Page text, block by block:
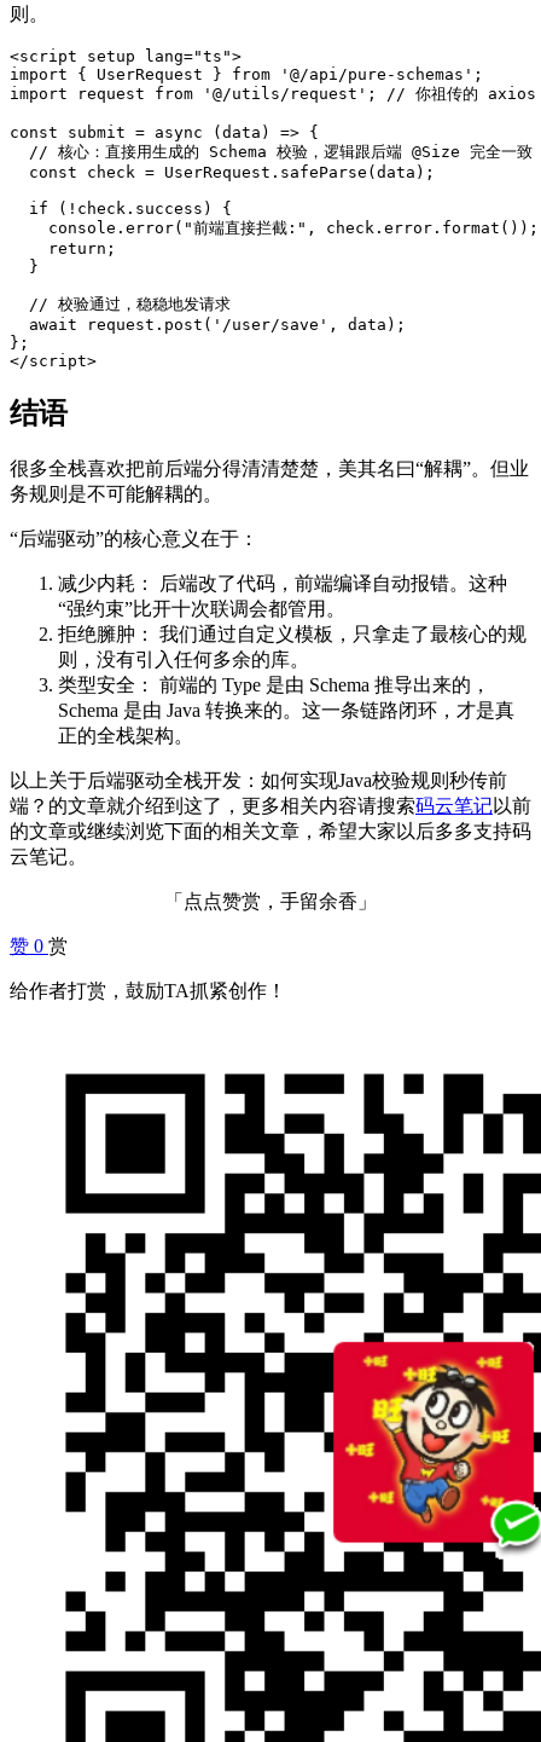
则。
<script setup lang="ts">
import { UserRequest } from '@/api/pure-schemas';
import request from '@/utils/request'; // 你祖传的 axios
const submit = async (data) => {
// 核心：直接用生成的 Schema 校验，逻辑跟后端 @Size 完全一致
const check = UserRequest.safeParse(data);
if (!check.success) {
console.error("前端直接拦截:", check.error.format());
return;
}
// 校验通过，稳稳地发请求
await request.post('/user/save', data);
};
结语
很多全栈喜欢把前后端分得清清楚楚，美其名曰“解耦”。但业
务规则是不可能解耦的。
“后端驱动”的核心意义在于：
减少内耗： 后端改了代码，前端编译自动报错。这种
“强约束”比开十次联调会都管用。
拒绝臃肿： 我们通过自定义模板，只拿走了最核心的规
则，没有引入任何多余的库。
类型安全： 前端的 Type 是由 Schema 推导出来的，
Schema 是由 Java 转换来的。这一条链路闭环，才是真
正的全栈架构。
以上关于后端驱动全栈开发：如何实现Java校验规则秒传前
端？的文章就介绍到这了，更多相关内容请搜索码云笔记以前
的文章或继续浏览下面的相关文章，希望大家以后多多支持码
云笔记。
「点点赞赏，手留余香」
赞 0 赏
给作者打赏，鼓励TA抓紧创作！